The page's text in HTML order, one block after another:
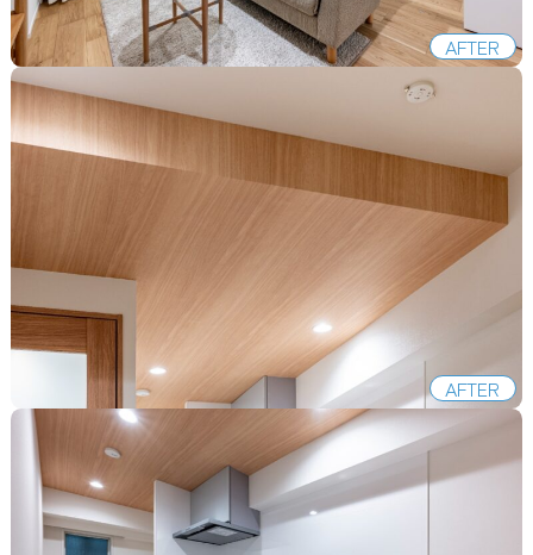
AFTER
AFTER